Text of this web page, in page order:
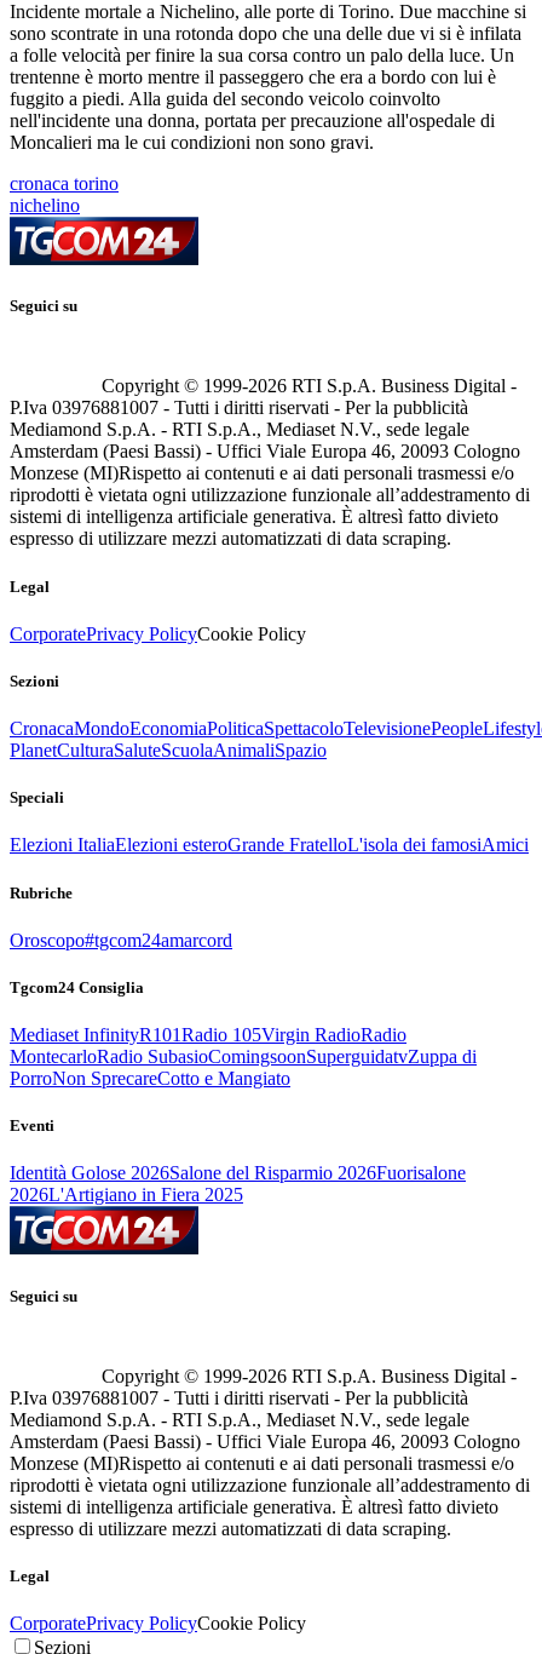
Incidente mortale a Nichelino, alle porte di Torino. Due macchine si
sono scontrate in una rotonda dopo che una delle due vi si è infilata
a folle velocità per finire la sua corsa contro un palo della luce. Un
trentenne è morto mentre il passeggero che era a bordo con lui è
fuggito a piedi. Alla guida del secondo veicolo coinvolto
nell'incidente una donna, portata per precauzione all'ospedale di
Moncalieri ma le cui condizioni non sono gravi.
cronaca torino
nichelino
Seguici su
Copyright © 1999-2026 RTI S.p.A. Business Digital -
P.Iva 03976881007 - Tutti i diritti riservati - Per la pubblicità
Mediamond S.p.A. - RTI S.p.A., Mediaset N.V., sede legale
Amsterdam (Paesi Bassi) - Uffici Viale Europa 46, 20093 Cologno
Monzese (MI)Rispetto ai contenuti e ai dati personali trasmessi e/o
riprodotti è vietata ogni utilizzazione funzionale all’addestramento di
sistemi di intelligenza artificiale generativa. È altresì fatto divieto
espresso di utilizzare mezzi automatizzati di data scraping.
Legal
CorporatePrivacy PolicyCookie Policy
Sezioni
CronacaMondoEconomiaPoliticaSpettacoloTelevisionePeople
PlanetCulturaSaluteScuolaAnimaliSpazio
Speciali
Elezioni ItaliaElezioni esteroGrande FratelloL'isola dei famosiAmici
Rubriche
Oroscopo#tgcom24amarcord
Tgcom24 Consiglia
Mediaset InfinityR101Radio 105Virgin RadioRadio
MontecarloRadio SubasioComingsoonSuperguidatvZuppa di
PorroNon SprecareCotto e Mangiato
Eventi
Identità Golose 2026Salone del Risparmio 2026Fuorisalone
2026L'Artigiano in Fiera 2025
Seguici su
Copyright © 1999-2026 RTI S.p.A. Business Digital -
P.Iva 03976881007 - Tutti i diritti riservati - Per la pubblicità
Mediamond S.p.A. - RTI S.p.A., Mediaset N.V., sede legale
Amsterdam (Paesi Bassi) - Uffici Viale Europa 46, 20093 Cologno
Monzese (MI)Rispetto ai contenuti e ai dati personali trasmessi e/o
riprodotti è vietata ogni utilizzazione funzionale all’addestramento di
sistemi di intelligenza artificiale generativa. È altresì fatto divieto
espresso di utilizzare mezzi automatizzati di data scraping.
Legal
CorporatePrivacy PolicyCookie Policy
Sezioni